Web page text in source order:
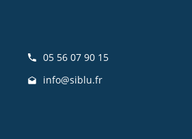
05 56 07 90 15
info@siblu.fr